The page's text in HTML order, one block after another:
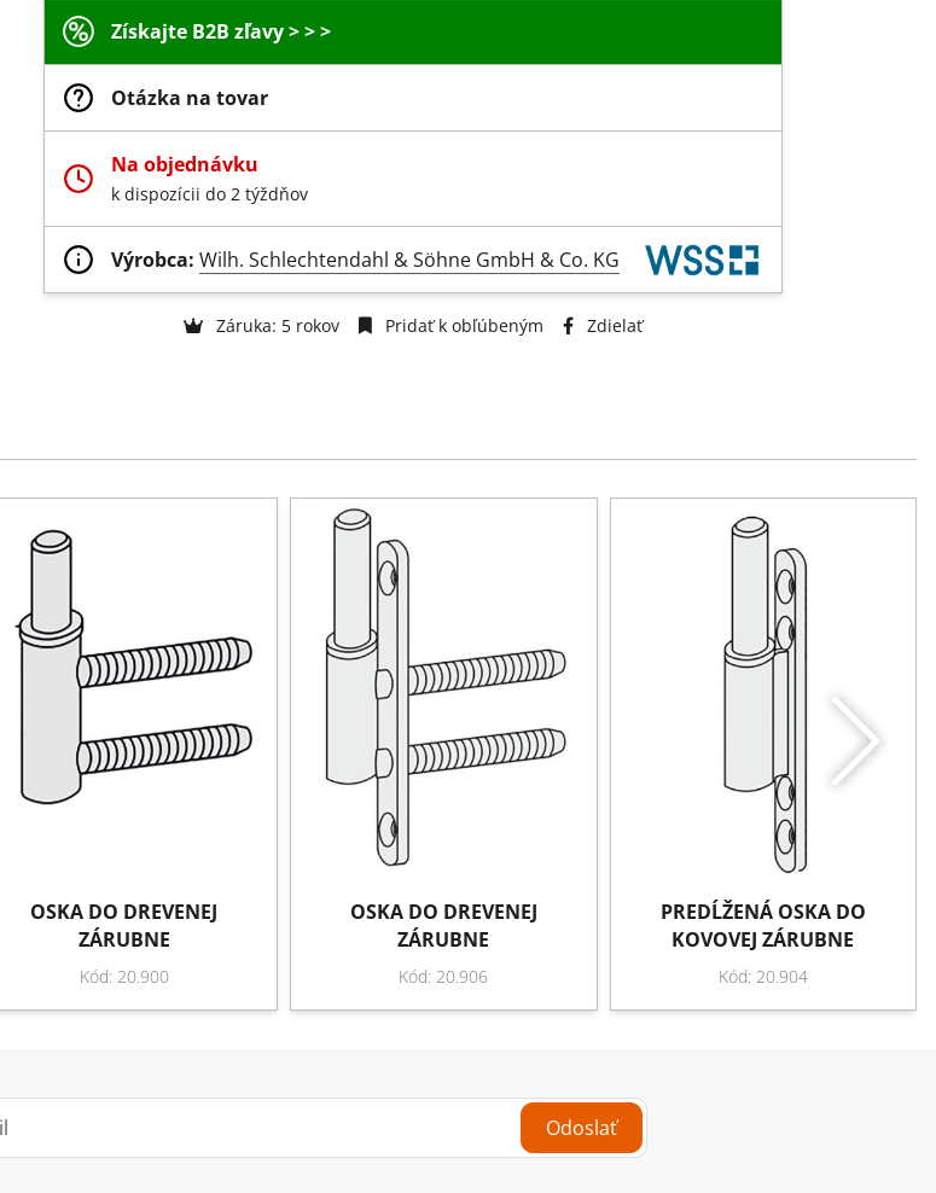
Získajte B2B zľavy > > >
Otázka na tovar
Na objednávku
k dispozícii do 2 týždňov
Výrobca: Wilh. Schlechtendahl & Söhne GmbH & Co. KG
Záruka: 5 rokov Pridať k obľúbeným Zdielať
OSKA DO DREVENEJ
ZÁRUBNE
Kód: 20.900
OSKA DO DREVENEJ
ZÁRUBNE
Kód: 20.906
PREDĹŽENÁ OSKA DO
KOVOVEJ ZÁRUBNE
Kód: 20.904
Odoslať